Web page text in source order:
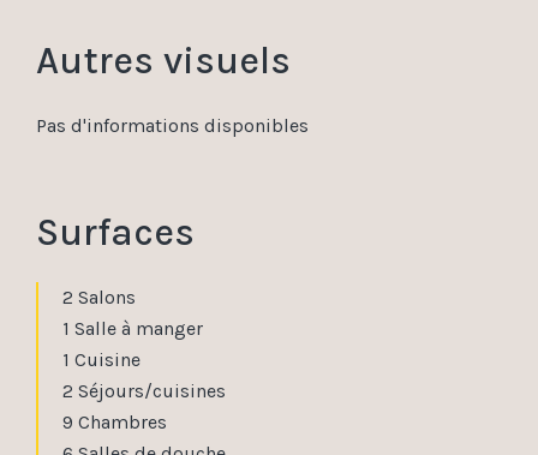
Autres visuels
Pas d'informations disponibles
Surfaces
2 Salons
1 Salle à manger
1 Cuisine
2 Séjours/cuisines
9 Chambres